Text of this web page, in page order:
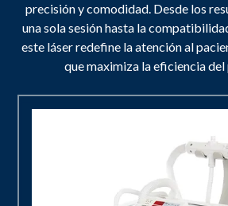
precisión y comodidad. Desde los
una sola sesión hasta la
este láser redefine la atención al
que maximiza la eficiencia